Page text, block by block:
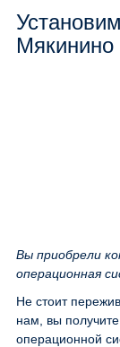
Мякинино
Вы приобрели
операционная
Не стоит
нам, вы
операционной